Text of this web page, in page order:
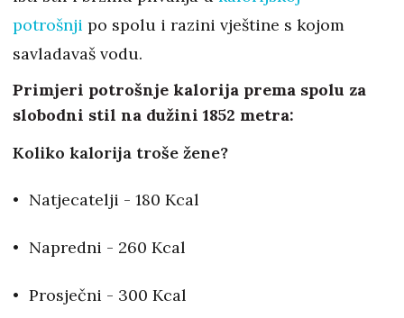
potrošnji po spolu i razini vještine s kojom
savladavaš vodu.
Primjeri potrošnje kalorija prema spolu za
slobodni stil na dužini 1852 metra:
Koliko kalorija troše žene?
Natjecatelji - 180 Kcal
Napredni - 260 Kcal
Prosječni - 300 Kcal